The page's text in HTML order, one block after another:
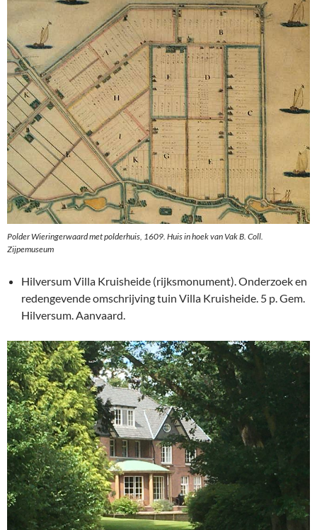
Polder Wieringerwaard met polderhuis, 1609. Huis in hoek van Vak B. Coll.
Zijpemuseum
Hilversum Villa Kruisheide (rijksmonument). Onderzoek en
redengevende omschrijving tuin Villa Kruisheide. 5 p. Gem.
Hilversum. Aanvaard.